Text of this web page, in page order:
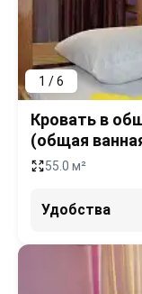
1 / 6
Кровать в
(общая
55.0 м²
Удобства